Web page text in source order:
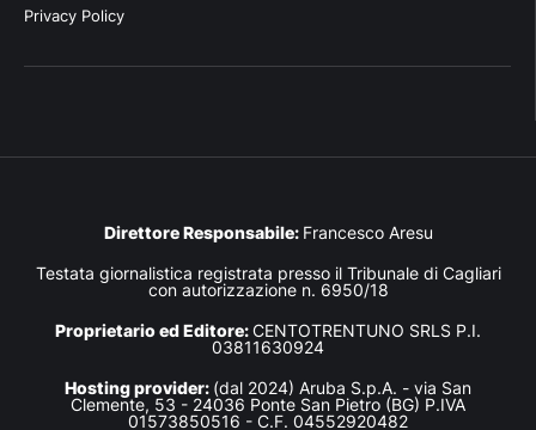
Privacy Policy
Direttore Responsabile: Francesco Aresu
Testata giornalistica registrata presso il Tribunale di Cagliari
con autorizzazione n. 6950/18
Proprietario ed Editore:CENTOTRENTUNO SRLS P.I.
03811630924
Hosting provider: (dal 2024) Aruba S.p.A. - via San
Clemente, 53 - 24036 Ponte San Pietro (BG) P.IVA
01573850516 - C.F. 04552920482